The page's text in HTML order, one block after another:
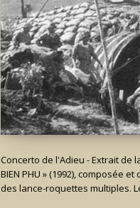
Concerto de l'Adieu - Extrait de
BIEN PHU » (1992), composée
des lance-roquettes multiples.